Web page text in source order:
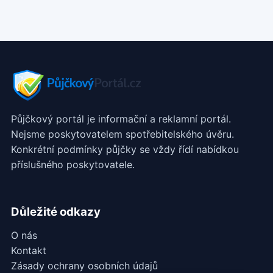
Půjčkový portál je informační a reklamní portál.
Nejsme poskytovatelem spotřebitelského úvěru.
Konkrétní podmínky půjčky se vždy řídí nabídkou
příslušného poskytovatele.
Důležité odkazy
O nás
Kontakt
Zásady ochrany osobních údajů